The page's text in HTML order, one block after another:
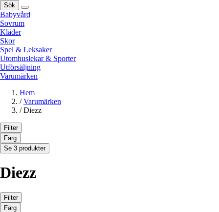
Sök
Babyvård
Sovrum
Kläder
Skor
Spel & Leksaker
Utomhuslekar & Sporter
Utförsäljning
Varumärken
Hem
/ Varumärken
/ Diezz
Filter
Färg
Se 3 produkter
Diezz
Filter
Färg